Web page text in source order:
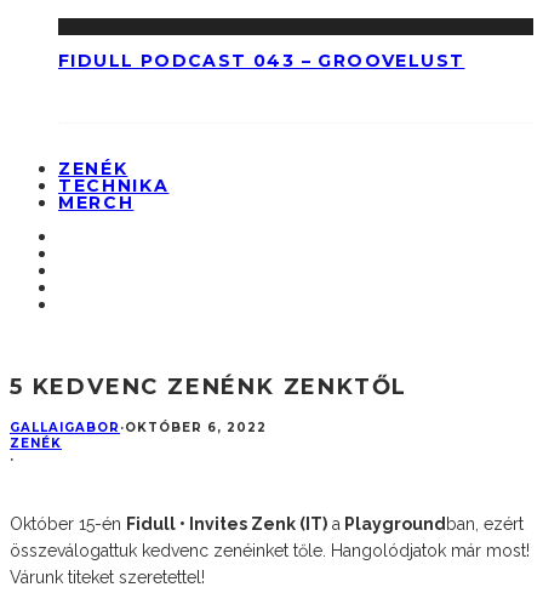
FIDULL PODCAST 043 – GROOVELUST
ZENÉK
TECHNIKA
MERCH
5 KEDVENC ZENÉNK ZENKTŐL
GALLAIGABOR ·OKTÓBER 6, 2022
ZENÉK
·
Október 15-én Fidull • Invites Zenk (IT) a Playground ban, ezért
összeválogattuk kedvenc zenéinket tőle. Hangolódjatok már most!
Várunk titeket szeretettel!